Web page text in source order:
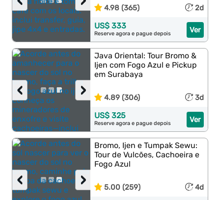
4.98 (365) 2d
Ver
US$ 333
Reserve agora e pague depois
›
‹
Java Oriental: Tour Bromo &
Ijen com Fogo Azul e Pickup
em Surabaya
4.89 (306) 3d
Ver
US$ 325
Reserve agora e pague depois
›
‹
Bromo, Ijen e Tumpak Sewu:
Tour de Vulcões, Cachoeira e
Fogo Azul
5.00 (259) 4d